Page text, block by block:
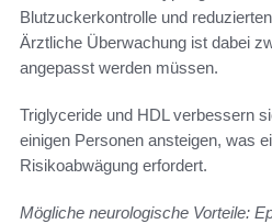
Blutzuckerkontrolle und
Ärztliche Überwachung ist dabei
angepasst werden müssen.
Triglyceride und HDL verbessern
einigen Personen ansteigen, was
Risikoabwägung erfordert.
Mögliche neurologische Vorteile: